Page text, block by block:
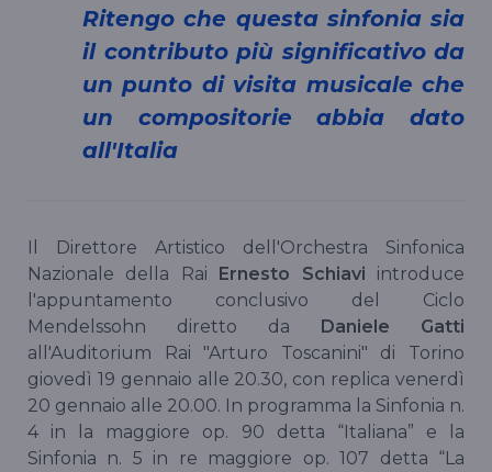
Ritengo che questa sinfonia sia
il contributo più significativo da
un punto di visita musicale che
un compositorie abbia dato
all'Italia
Il Direttore Artistico dell'Orchestra Sinfonica
Nazionale della Rai Ernesto Schiavi introduce
l'appuntamento conclusivo del Ciclo
Mendelssohn diretto da Daniele Gatti
all'Auditorium Rai "Arturo Toscanini" di Torino
giovedì 19 gennaio alle 20.30, con replica venerdì
20 gennaio alle 20.00. In programma la Sinfonia n.
4 in la maggiore op. 90 detta “Italiana” e la
Sinfonia n. 5 in re maggiore op. 107 detta “La